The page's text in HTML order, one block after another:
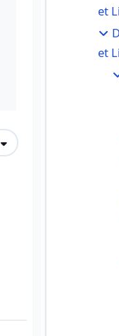
et
et
Exporter des articles